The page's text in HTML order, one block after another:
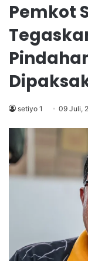
Pemkot
setiyo 1 09 Juli,